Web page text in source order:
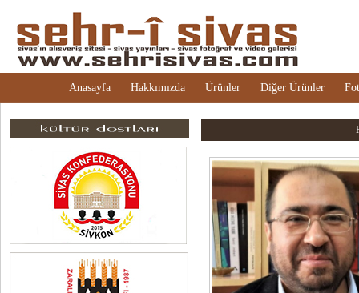
Anasayfa Hakkımızda Ürünler Diğer Ürünler